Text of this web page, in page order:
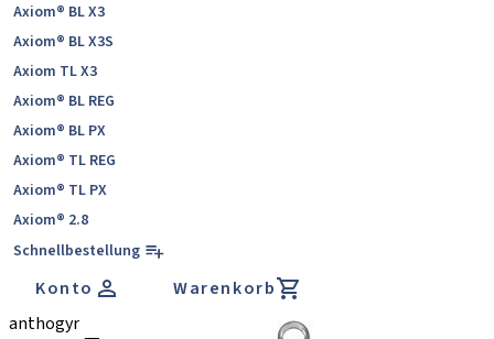
Axiom® BL X3
Axiom® BL X3S
Axiom TL X3
Axiom® BL REG
Axiom® BL PX
Axiom® TL REG
Axiom® TL PX
Axiom® 2.8
Schnellbestellung
Konto
Warenkorb
anthogyr